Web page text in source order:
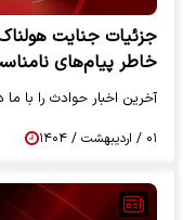
جزئیات جنایت
خاطر پیام‌های
آخرین اخبار حوادث را با ما
۰۱ / اردیبهشت / ۱۴۰۴